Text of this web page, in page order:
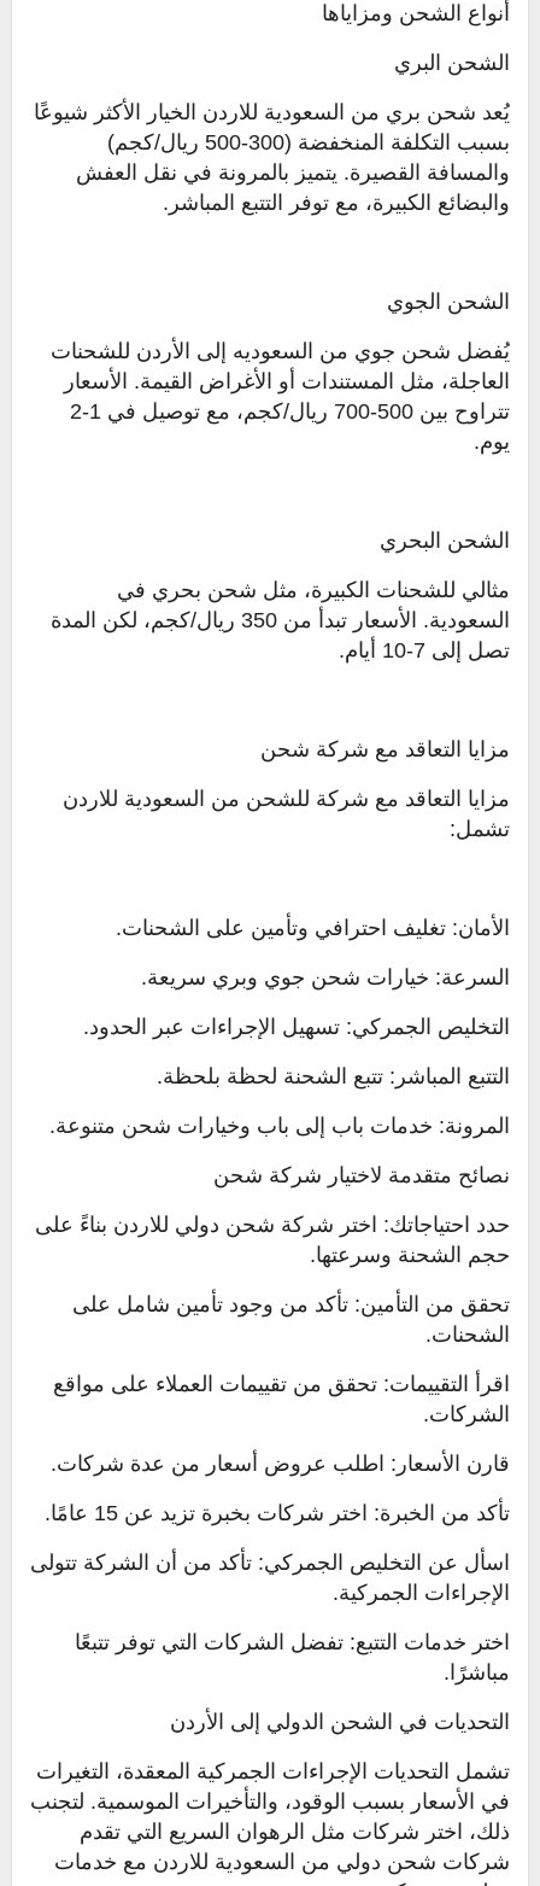
أنواع الشحن ومزاياها
الشحن البري
يُعد شحن بري من السعودية للاردن الخيار الأكثر شيوعًا
بسبب التكلفة المنخفضة (300-500 ريال/كجم)
والمسافة القصيرة. يتميز بالمرونة في نقل العفش
والبضائع الكبيرة، مع توفر التتبع المباشر.
الشحن الجوي
يُفضل شحن جوي من السعوديه إلى الأردن للشحنات
العاجلة، مثل المستندات أو الأغراض القيمة. الأسعار
تتراوح بين 500-700 ريال/كجم، مع توصيل في 1-2
يوم.
الشحن البحري
مثالي للشحنات الكبيرة، مثل شحن بحري في
السعودية. الأسعار تبدأ من 350 ريال/كجم، لكن المدة
تصل إلى 7-10 أيام.
مزايا التعاقد مع شركة شحن
مزايا التعاقد مع شركة للشحن من السعودية للاردن
تشمل:
الأمان: تغليف احترافي وتأمين على الشحنات.
السرعة: خيارات شحن جوي وبري سريعة.
التخليص الجمركي: تسهيل الإجراءات عبر الحدود.
التتبع المباشر: تتبع الشحنة لحظة بلحظة.
المرونة: خدمات باب إلى باب وخيارات شحن متنوعة.
نصائح متقدمة لاختيار شركة شحن
حدد احتياجاتك: اختر شركة شحن دولي للاردن بناءً على
حجم الشحنة وسرعتها.
تحقق من التأمين: تأكد من وجود تأمين شامل على
الشحنات.
اقرأ التقييمات: تحقق من تقييمات العملاء على مواقع
الشركات.
قارن الأسعار: اطلب عروض أسعار من عدة شركات.
تأكد من الخبرة: اختر شركات بخبرة تزيد عن 15 عامًا.
اسأل عن التخليص الجمركي: تأكد من أن الشركة تتولى
الإجراءات الجمركية.
اختر خدمات التتبع: تفضل الشركات التي توفر تتبعًا
مباشرًا.
التحديات في الشحن الدولي إلى الأردن
تشمل التحديات الإجراءات الجمركية المعقدة، التغيرات
في الأسعار بسبب الوقود، والتأخيرات الموسمية. لتجنب
ذلك، اختر شركات مثل الرهوان السريع التي تقدم
شركات شحن دولي من السعودية للاردن مع خدمات